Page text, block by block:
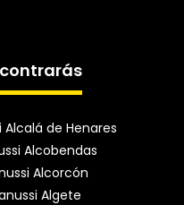
de Henares
Alcobendas
Alcorcón
Algete